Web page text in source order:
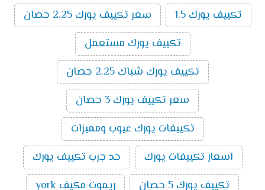
خاصية البلازما: تنقي هذه الخاصية الموجودة في عدد
من موديلات تكييفات ميديا الهواء من الروائح الغير
مرغوب فيها.
فلاتر ضد البيكتريا:يتم تزويد تكييفات ميديا بفلاتر لا
تسمح بتكون البكتريا داخل جهاز التكييف وتلك
الخاصية تُعد من أحدث التقنيات وأهمها حيث أنها تحد
من انتشار الفيروسات المسببة للعدوى.
خاصية التتبع:يتوفر في تكييفات ميديا خاصية التتبع
حيث يمتلك التكييف حساسات تستشعر موضع
المستخدم داخل الغرفة فتقوم بتوجيه الهواء الصادر
منها نحوه وهذه الحساسات موجودة في ريموت
التكييف.
تكييف يورك 1.5
سعر تكييف يورك 2.25 حصان
تكييف يورك مستعمل
تكييف يورك شباك 2.25 حصان
سعر تكييف يورك 3 حصان
تكييفات يورك عيوب ومميزات
اسعار تكييفات يورك
حد جرب تكييف يورك
تكييف يورك 5 حصان
ريموت مكيف york